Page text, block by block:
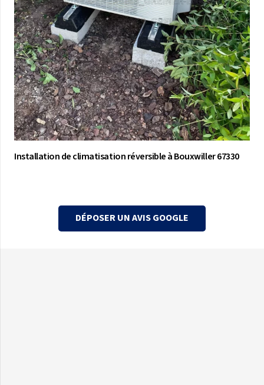
Installation de climatisation réversible à Bouxwiller 67330
DÉPOSER UN AVIS GOOGLE